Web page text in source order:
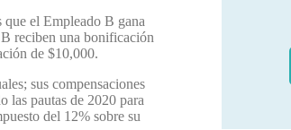
que el Empleado B gana
reciben una bonificación
de $10,000.
sus compensaciones
las pautas de 2020 para
del 12% sobre su